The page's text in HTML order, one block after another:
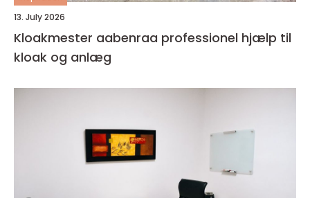
13. July 2026
Kloakmester aabenraa professionel hjælp til
kloak og anlæg